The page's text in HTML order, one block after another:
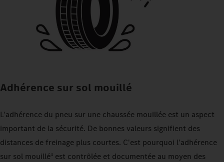
Adhérence sur sol mouillé
L'adhérence du pneu sur une chaussée mouillée est un aspect
important de la sécurité. De bonnes valeurs signifient des
distances de freinage plus courtes. C'est pourquoi l'adhérence
sur sol mouillé4 est contrôlée et documentée au moyen des